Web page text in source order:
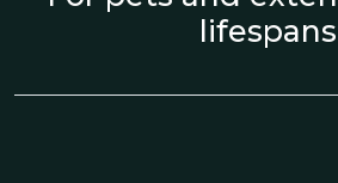
lifespans